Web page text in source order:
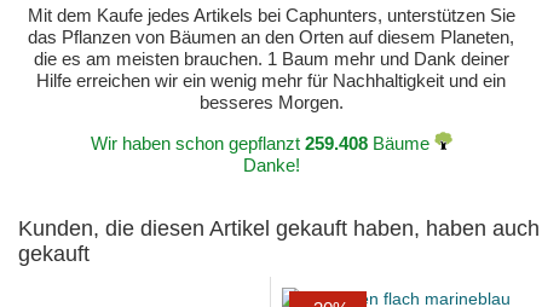
Mit dem Kaufe jedes Artikels bei Caphunters, unterstützen Sie
das Pflanzen von Bäumen an den Orten auf diesem Planeten,
die es am meisten brauchen. 1 Baum mehr und Dank deiner
Hilfe erreichen wir ein wenig mehr für Nachhaltigkeit und ein
besseres Morgen.
Wir haben schon gepflanzt 259.408Bäume
Danke!
Kunden, die diesen Artikel gekauft haben, haben auch
gekauft